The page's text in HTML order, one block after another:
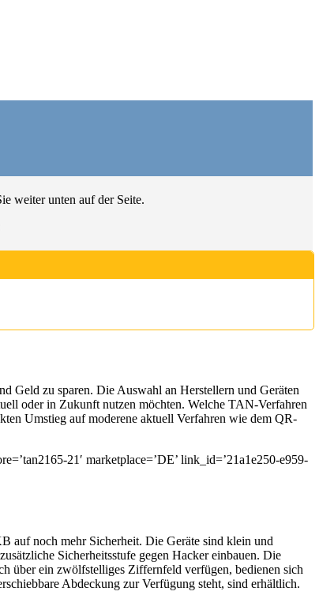
weiter unten auf der Seite.
Geld zu sparen. Die Auswahl an Herstellern und Geräten
oder in Zukunft nutzen möchten. Welche TAN-Verfahren
Umstieg auf moderene aktuell Verfahren wie dem QR-
21′ marketplace=’DE’ link_id=’21a1e250-e959-
auf noch mehr Sicherheit. Die Geräte sind klein und
Sicherheitsstufe gegen Hacker einbauen. Die
über ein zwölfstelliges Ziffernfeld verfügen, bedienen sich
Abdeckung zur Verfügung steht, sind erhältlich.